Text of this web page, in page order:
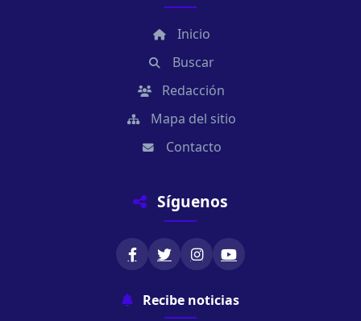
Inicio
Buscar
Redacción
Mapa del sitio
Contacto
Síguenos
Recibe noticias